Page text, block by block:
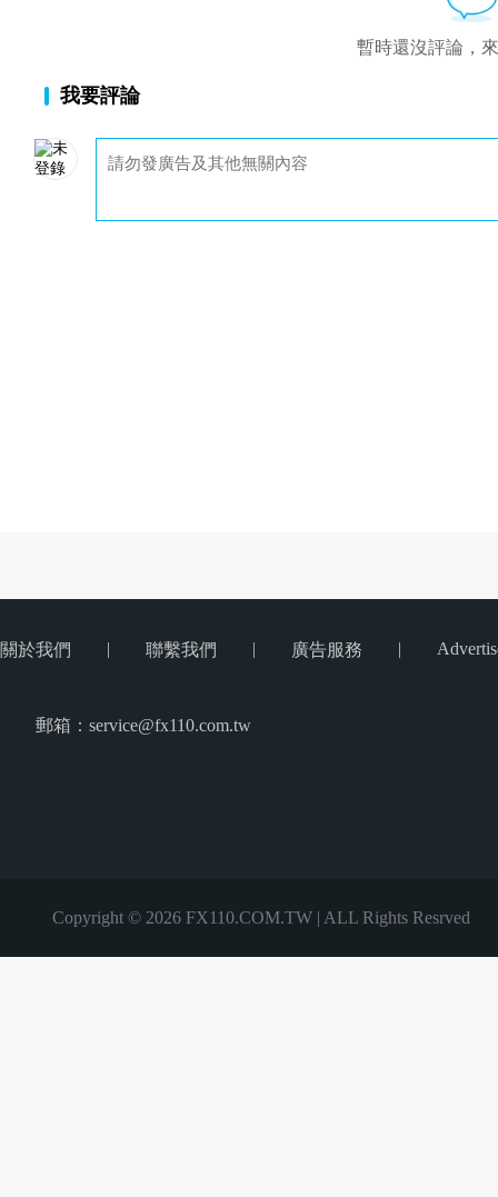
暫時還沒評論，
我要評論
關於我們 | 聯繫我們 | 廣告服務 |
郵箱：service@fx110.com.tw
Copyright © 2026 FX110.COM.TW | ALL Rights Resrved